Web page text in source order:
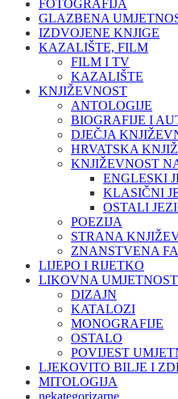
FOTOGRAFIJA
GLAZBENA
IZDVOJENE KNJIGE
KAZALIŠTE, FILM
FILM I TV
KAZALIŠTE
KNJIŽEVNOST
ANTOLOGIJE
BIOGRAFIJE I
DJEČJA
HRVATSKA
KNJIŽEVNOST
ENGLESKI
KLASIČNI
OSTALI
POEZIJA
STRANA
ZNANSTVENA
LIJEPO I RIJETKO
LIKOVNA UMJETNOST
DIZAJN
KATALOZI
MONOGRAFIJE
OSTALO
POVIJEST
LJEKOVITO BILJE I
MITOLOGIJA